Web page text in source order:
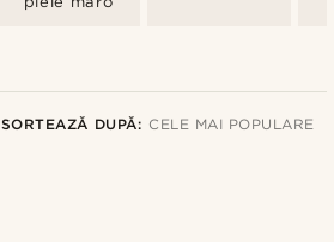
SORTEAZĂ DUPĂ: CELE MAI POPULARE